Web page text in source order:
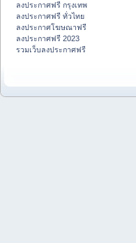
ลงประกาศฟรี กรุงเทพ
ลงประกาศฟรี ทั่วไทย
ลงประกาศโฆษณาฟรี
ลงประกาศฟรี 2023
รวมเว็บลงประกาศฟรี